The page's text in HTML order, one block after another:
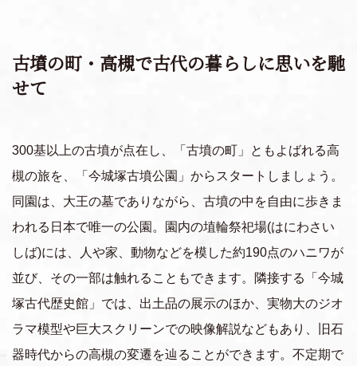
古墳の町・高槻で古代の暮らしに思いを馳
せて
300基以上の古墳が点在し、「古墳の町」ともよばれる高
槻の旅を、「今城塚古墳公園」からスタートしましょう。
同園は、大王の墓でありながら、古墳の中を自由に歩きま
われる日本で唯一の公園。園内の埴輪祭祀場(はにわさい
しば)には、人や家、動物などを模した約190点のハニワが
並び、その一部は触れることもできます。隣接する「今城
塚古代歴史館」では、出土品の展示のほか、実物大のジオ
ラマ模型や巨大スクリーンでの映像解説などもあり、旧石
器時代からの高槻の変遷を辿ることができます。不定期で